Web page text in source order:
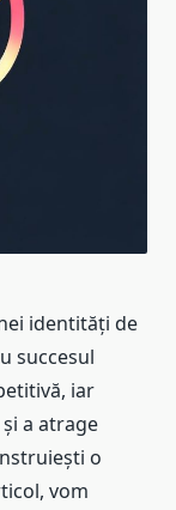
identități de
succesul
iar
a atrage
o
vom